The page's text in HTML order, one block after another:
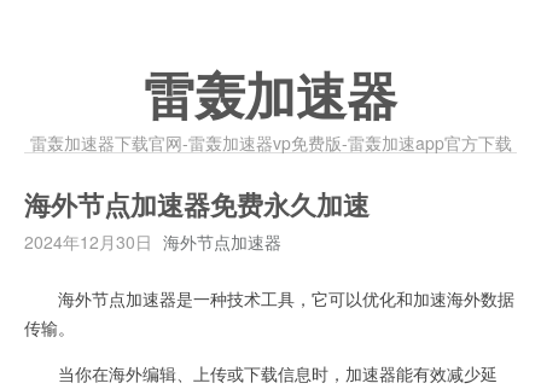
雷轰加速器
雷轰加速器下载官网-雷轰加速器vp免费版-雷轰加速app官方下载
海外节点加速器免费永久加速
2024年12月30日 海外节点加速器
海外节点加速器是一种技术工具，它可以优化和加速海外数据
传输。
当你在海外编辑、上传或下载信息时，加速器能有效减少延